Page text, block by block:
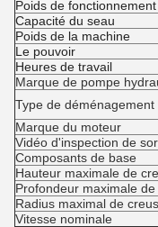
Poids de fonctionnement
Capacité du seau
Poids de la machine
Le pouvoir
Heures de travail
Marque de pompe
Type de déménagement
Marque du moteur
Vidéo d'inspection de
Composants de base
Hauteur maximale de
Profondeur maximale
Radius maximal de
Vitesse nominale